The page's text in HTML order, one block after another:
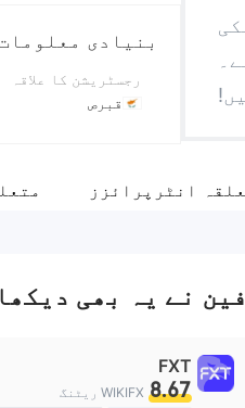
بنیادی
رجسٹریشن کا علاقہ
قبرص
کمپنی کا مکمل نامانٹرپرائزز
نے یہ بھی
FXT
8.67 WIKIFX ریٹنگ